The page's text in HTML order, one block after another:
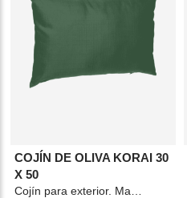
COJÍN DE OLIVA KORAI 30
X 50